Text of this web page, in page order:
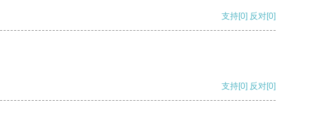
支持[0] 反对[0]
支持[0] 反对[0]